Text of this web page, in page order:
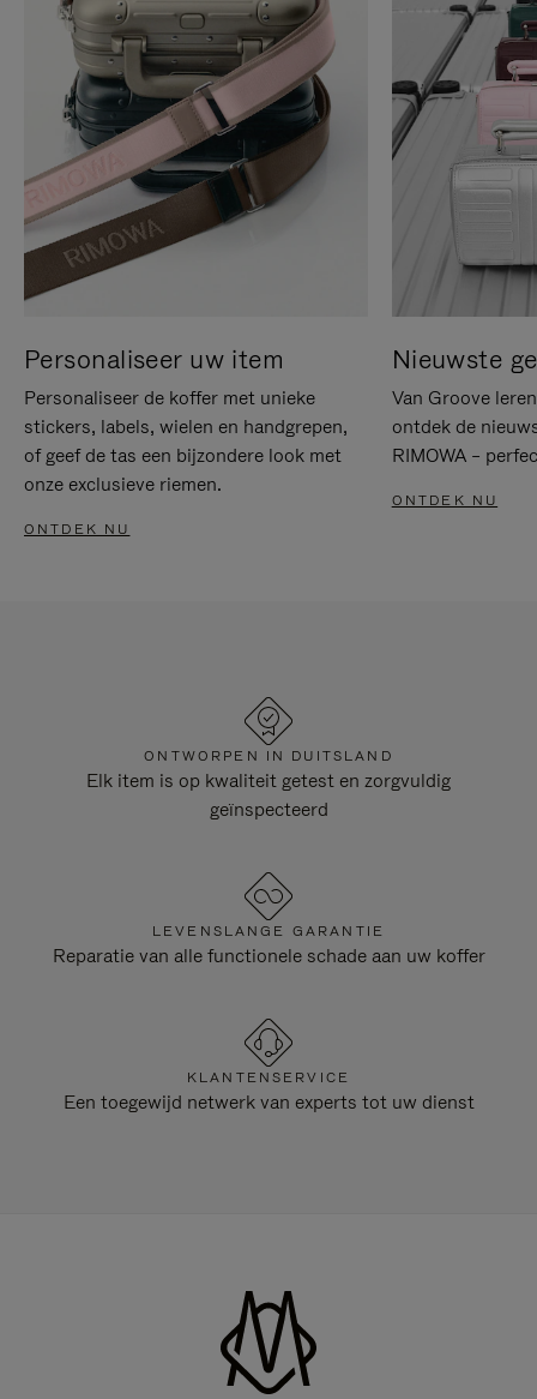
Personaliseer uw item
Personaliseer de koffer met unieke
stickers, labels, wielen en handgrepen,
of geef de tas een bijzondere look met
onze exclusieve riemen.
ONTDEK NU
Nieuwste
Van Groove
ontdek de
RIMOWA –
ONTDEK NU
ONTWORPEN IN DUITSLAND
Elk item is op kwaliteit getest en zorgvuldig
geïnspecteerd
LEVENSLANGE GARANTIE
Reparatie van alle functionele schade aan uw koffer
KLANTENSERVICE
Een toegewijd netwerk van experts tot uw dienst